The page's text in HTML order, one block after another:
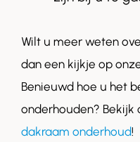
Wilt u meer weten
dan een kijkje op
Benieuwd hoe u het
onderhouden? Bekijk
dakraam onderhoud!